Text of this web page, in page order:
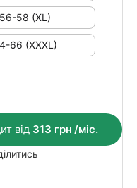
56-58 (XL)
66 (XXXL)
від 313 грн /міс.